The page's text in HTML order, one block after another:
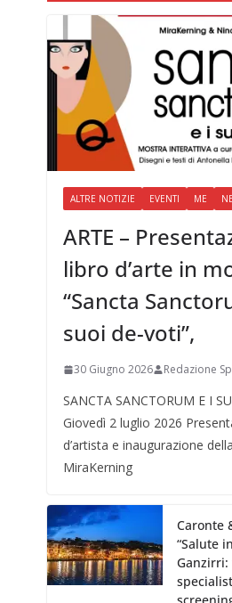
ALTRE NOTIZIE EVENTI ME
ARTE –
libro d’arte in
“Sancta
suoi de-voti”,
30 Giugno 2026 Redazione
SANCTA SANCTORUM E I
Giovedì 2 luglio 2026
d’artista e inaugurazione
MiraKerning
Caronte
“Salute
Ganzirri: